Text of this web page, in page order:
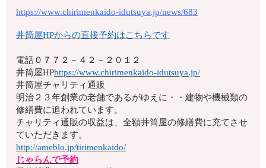
https://www.chirimenkaido-idutsuya.jp/news/683
井筒屋HPからの直接予約はこちらです
電話０７７２－４２－２０１２
井筒屋HPhttps://www.chirimenkaido-idutsuya.jp/
井筒屋チャリティ通販
明治２３年創業の老舗であるがゆえに・・建物や機械類の
修繕費に追われています。
チャリティ通販の収益は、全額井筒屋の修繕費に充てさせ
ていただきます。
http://ameblo.jp/tirimenkaido/
じゃらんで予約